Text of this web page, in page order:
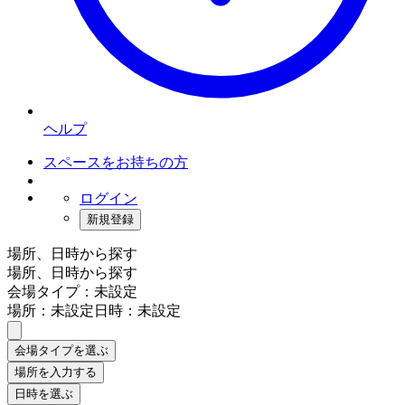
ヘルプ
スペースをお持ちの方
ログイン
新規登録
場所、日時から探す
場所、日時から探す
会場タイプ：未設定
場所：未設定日時：未設定
会場タイプを選ぶ
場所を入力する
日時を選ぶ